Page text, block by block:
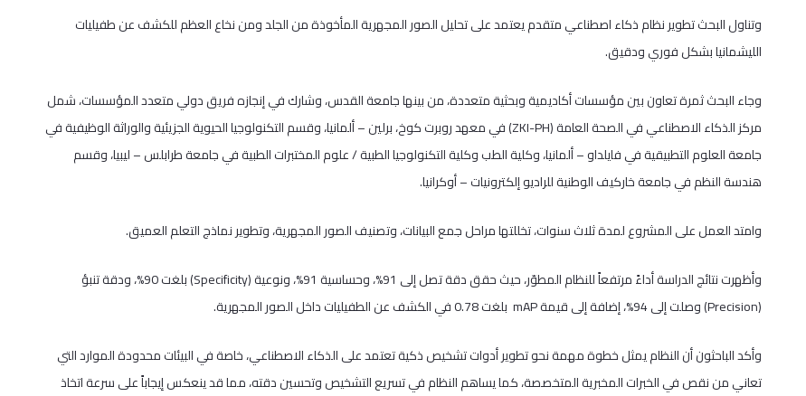
وتناول البحث تطوير نظام ذكاء اصطناعي متقدم يعتمد على تحليل الصور المجهرية المأخوذة من الجلد ومن نخاع العظم للكشف عن طفيليات
الليشمانيا بشكل فوري ودقيق.
وجاء البحث ثمرة تعاون بين مؤسسات أكاديمية وبحثية متعددة، من بينها جامعة القدس، وشارك في إنجازه فريق دولي متعدد المؤسسات، شمل
مركز الذكاء الاصطناعي في الصحة العامة (ZKI-PH) في معهد روبرت كوخ، برلين – ألمانيا، وقسم التكنولوجيا الحيوية الجزيئية والوراثة الوظيفية في
جامعة العلوم التطبيقية في فايلداو – ألمانيا، وكلية الطب وكلية التكنولوجيا الطبية / علوم المختبرات الطبية في جامعة طرابلس – ليبيا، وقسم
هندسة النظم في جامعة خاركيف الوطنية للراديو إلكترونيات – أوكرانيا.
وامتد العمل على المشروع لمدة ثلاث سنوات، تخللتها مراحل جمع البيانات، وتصنيف الصور المجهرية، وتطوير نماذج التعلم العميق.
وأظهرت نتائج الدراسة أداءً مرتفعاً للنظام المطوّر، حيث حقق دقة تصل إلى 91%، وحساسية 91%، ونوعية (Specificity) بلغت 90%، ودقة تنبؤ
(Precision) وصلت إلى 94%، إضافة إلى قيمة mAP بلغت 0.78 في الكشف عن الطفيليات داخل الصور المجهرية.
وأكد الباحثون أن النظام يمثل خطوة مهمة نحو تطوير أدوات تشخيص ذكية تعتمد على الذكاء الاصطناعي، خاصة في البيئات محدودة الموارد التي
تعاني من نقص في الخبرات المخبرية المتخصصة، كما يساهم النظام في تسريع التشخيص وتحسين دقته، مما قد ينعكس إيجاباً على سرعة اتخاذ